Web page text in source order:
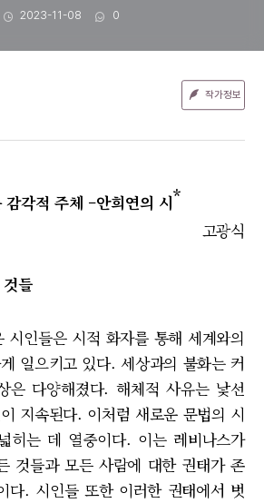
작성일
2023-11-08 댓글수
0
각적 주체 –안희연의 시*
고광식
들
인들은 시적 화자를 통해 세계와의
일으키고 있다. 세상과의 불화는 커
은 다양해졌다. 해체적 사유는 낯선
지속된다. 이처럼 새로운 문법의 시
히는 데 열중이다. 이는 레비나스가
것들과 모든 사람에 대한 권태가 존
다. 시인들 또한 이러한 권태에서 벗